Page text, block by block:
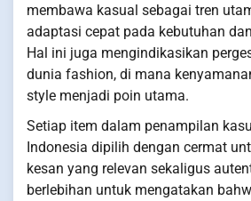
membawa kasual sebagai tren
adaptasi cepat pada kebutuhan
Hal ini juga mengindikasikan
dunia fashion, di mana
style menjadi poin utama.
Setiap item dalam penampilan
Indonesia dipilih dengan cermat
kesan yang relevan sekaligus
berlebihan untuk mengatakan